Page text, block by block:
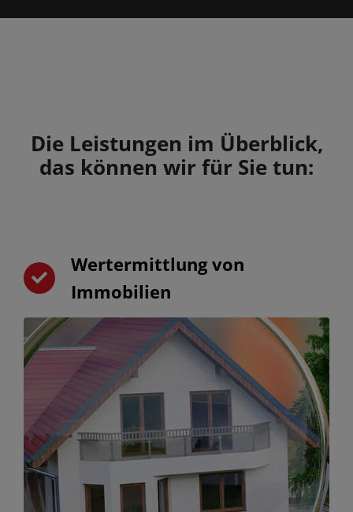
Die Leistungen im Überblick,
das können wir für Sie tun:
Wertermittlung von
Immobilien